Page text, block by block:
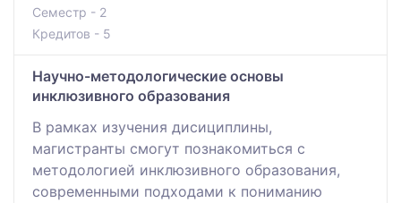
Семестр - 2
Кредитов - 5
Научно-методологические основы
инклюзивного образования
В рамках изучения дисициплины,
магистранты смогут познакомиться с
методологией инклюзивного образования,
современными подходами к пониманию